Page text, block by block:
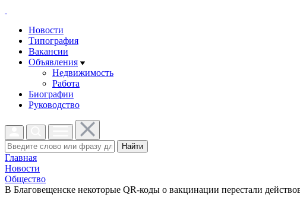
Новости
Типография
Вакансии
Объявления
Недвижимость
Работа
Биографии
Руководство
Найти
Главная
Новости
Общество
В Благовещенске некоторые QR-коды о вакцинации перестали